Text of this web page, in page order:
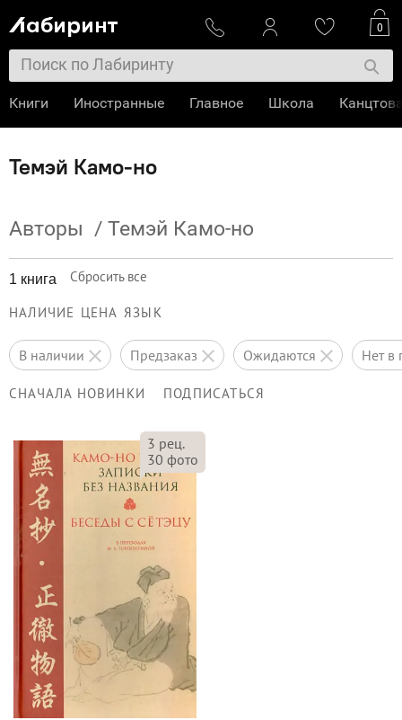
Темэй Камо-но
Авторы / Темэй Камо-но
1 книга Сбросить все
НАЛИЧИЕ ЦЕНА ЯЗЫК
в наличии предзаказ ожидаются нет
СНАЧАЛА НОВИНКИ ПОДПИСАТЬСЯ
3 рец.
30 фото
0
Книги Иностранные Главное Школа